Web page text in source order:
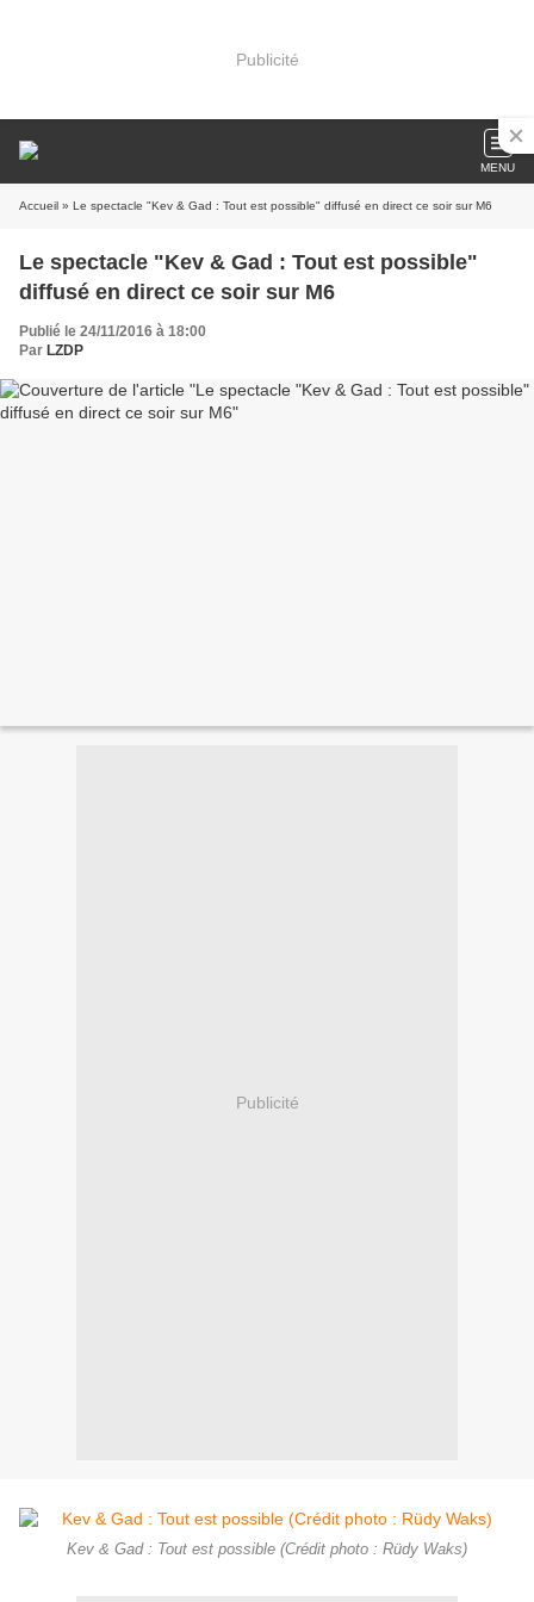
Publicité
MENU
Accueil » Le spectacle "Kev & Gad : Tout est possible" diffusé en direct ce soir sur M6
Le spectacle "Kev & Gad : Tout est possible"
diffusé en direct ce soir sur M6
Publié le 24/11/2016 à 18:00
Par LZDP
Publicité
Kev & Gad : Tout est possible (Crédit photo : Rüdy Waks)